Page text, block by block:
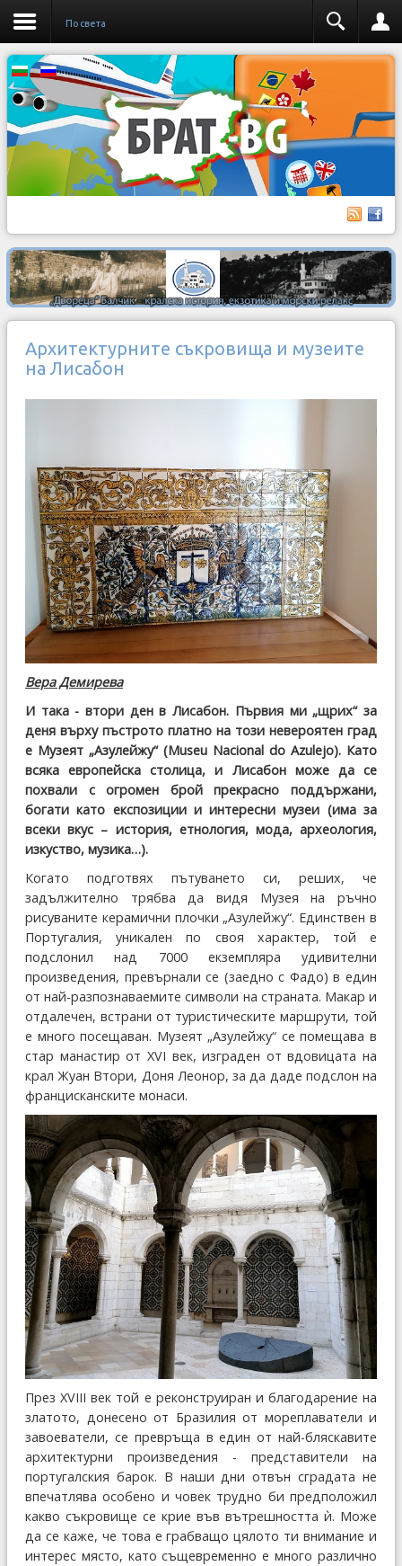
По света
Архитектурните съкровища и музеите
на Лисабон
Вера Демирева
И така - втори ден в Лисабон. Първия ми „щрих“ за
деня върху пъстрото платно на този невероятен град
е Музеят „Азулейжу“ (Museu Nacional do Azulejo). Като
всяка европейска столица, и Лисабон може да се
похвали с огромен брой прекрасно поддържани,
богати като експозиции и интересни музеи (има за
всеки вкус – история, етнология, мода, археология,
изкуство, музика…).
Когато подготвях пътуването си, реших, че
задължително трябва да видя Музея на ръчно
рисуваните керамични плочки „Азулейжу“. Единствен в
Португалия, уникален по своя характер, той е
подслонил над 7000 екземпляра удивителни
произведения, превърнали се (заедно с Фадо) в един
от най-разпознаваемите символи на страната. Макар и
отдалечен, встрани от туристическите маршрути, той
е много посещаван. Музеят „Азулейжу“ се помещава в
стар манастир от XVI век, изграден от вдовицата на
крал Жуан Втори, Доня Леонор, за да даде подслон на
францисканските монаси.
През XVIII век той е реконструиран и благодарение на
златото, донесено от Бразилия от мореплаватели и
завоеватели, се превръща в един от най-бляскавите
архитектурни произведения - представители на
португалския барок. В наши дни отвън сградата не
впечатлява особено и човек трудно би предположил
какво съкровище се крие във вътрешността ѝ. Може
да се каже, че това е грабващо цялото ти внимание и
интерес място, като същевременно е много различно